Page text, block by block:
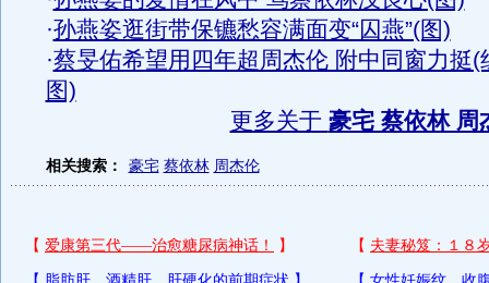
·孙燕姿逛街带保镳愁容满面变“囚燕”(图)
·蔡旻佑希望用四年超周杰伦 附中同窗力挺(
图)
更多关于 豪宅 蔡依林 周
相关搜索： 豪宅 蔡依林 周杰伦